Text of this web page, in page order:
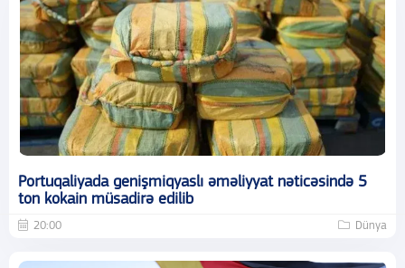
Portuqaliyada genişmiqyaslı əməliyyat nəticəsində 5
ton kokain müsadirə edilib
20:00 Dünya